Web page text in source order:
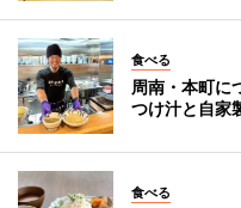
食べる
周南・本町に
つけ汁と自家
食べる